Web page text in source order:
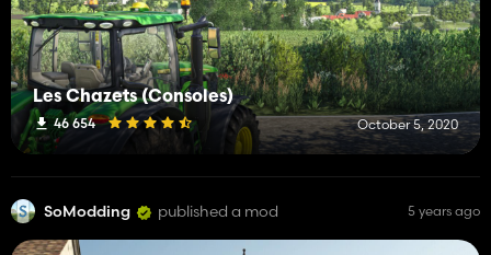
Les Chazets (Consoles)
46 654 October 5, 2020
SoModding published a mod 5 years ago